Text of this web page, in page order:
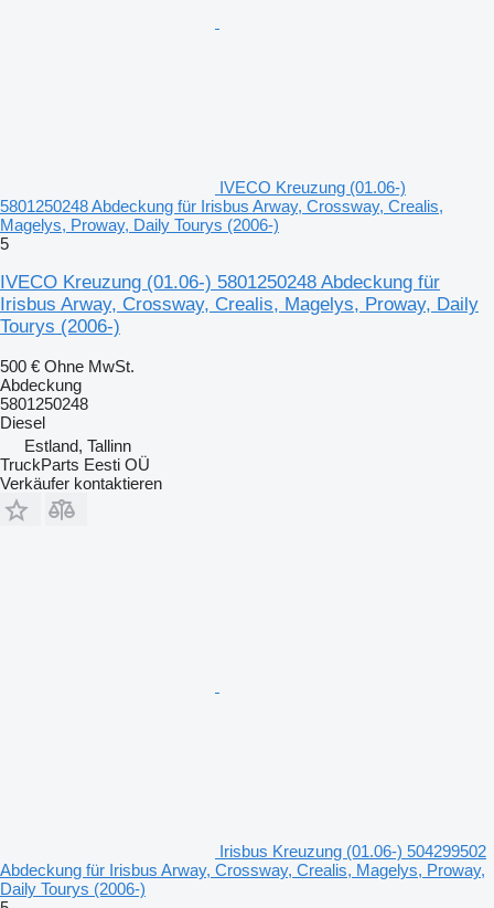
IVECO Kreuzung (01.06-)
5801250248 Abdeckung für Irisbus Arway, Crossway, Crealis,
Magelys, Proway, Daily Tourys (2006-)
5
IVECO Kreuzung (01.06-) 5801250248 Abdeckung für
Irisbus Arway, Crossway, Crealis, Magelys, Proway, Daily
Tourys (2006-)
500 € Ohne MwSt.
Abdeckung
5801250248
Diesel
Estland, Tallinn
TruckParts Eesti OÜ
Verkäufer kontaktieren
Irisbus Kreuzung (01.06-) 504299502
Abdeckung für Irisbus Arway, Crossway, Crealis, Magelys, Proway,
Daily Tourys (2006-)